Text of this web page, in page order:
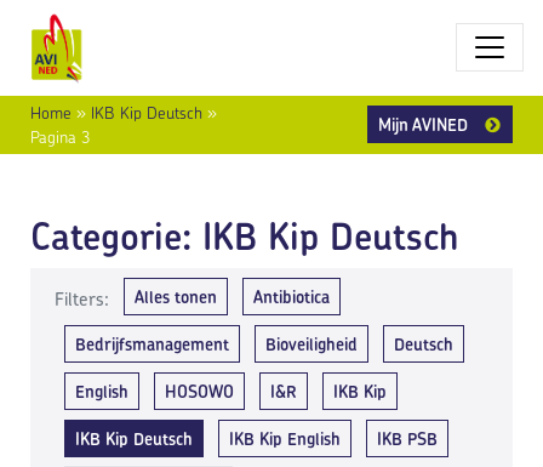
Home » IKB Kip Deutsch »
Pagina 3
Mijn AVINED
Categorie: IKB Kip Deutsch
Filters: Alles tonen Antibiotica
Bedrijfsmanagement Bioveiligheid Deutsch
English HOSOWO I&R IKB Kip
IKB Kip Deutsch IKB Kip English IKB PSB